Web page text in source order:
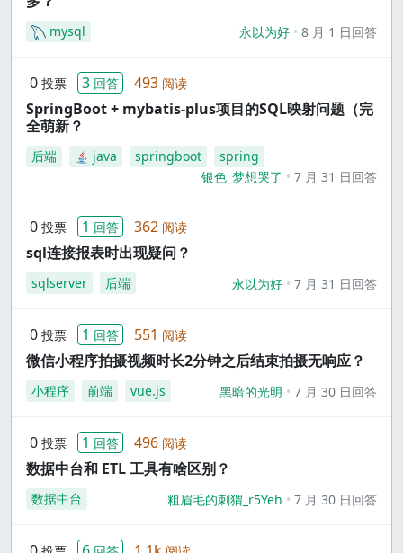
mysql 永以为好 8 月 1 日回答
0 投票 3 回答 493 阅读
SpringBoot + mybatis-plus项目的SQL映射问题（完
全萌新？
后端 java springboot
spring
银色_梦想哭了
7 月 31 日回答
0 投票 1 回答 362 阅读
sql连接报表时出现疑问？
sqlserver 后端 永以为好 7 月 31 日回答
0 投票 1 回答 551 阅读
微信小程序拍摄视频时长2分钟之后结束拍摄无响应？
小程序 前端 vue.js 黑暗的光明 7 月 30 日回答
0 投票 1 回答 496 阅读
数据中台和 ETL 工具有啥区别？
数据中台 粗眉毛的刺猬_r5Yeh 7 月 30 日回答